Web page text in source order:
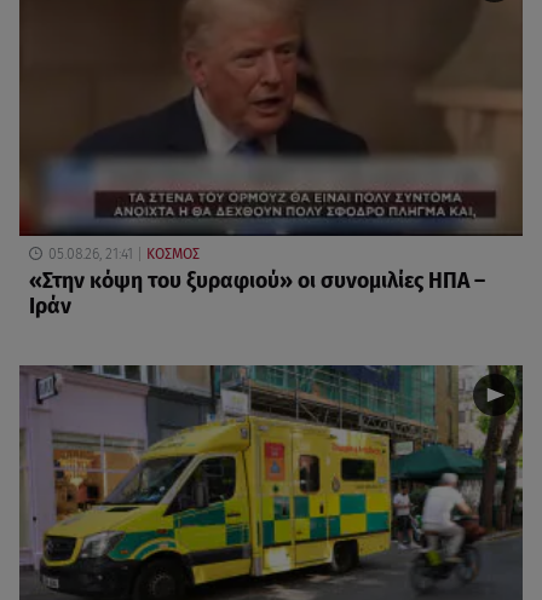
05.08.26, 21:41 ΚΟΣΜΟΣ
«Στην κόψη του ξυραφιού» οι συνομιλίες ΗΠΑ –
Ιράν